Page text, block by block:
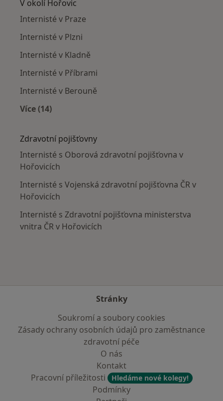
V okolí Hořovic
Internisté v Praze
Internisté v Plzni
Internisté v Kladně
Internisté v Příbrami
Internisté v Berouně
Více (14)
Zdravotní pojišťovny
Internisté s Oborová zdravotní pojišťovna v
Hořovicích
Internisté s Vojenská zdravotní pojišťovna ČR v
Hořovicích
Internisté s Zdravotní pojišťovna ministerstva
vnitra ČR v Hořovicích
Stránky
Soukromí a soubory cookies
Zásady ochrany osobních údajů pro zaměstnance
zdravotní péče
O nás
Kontakt
Pracovní příležitosti
Hledáme nové kolegy!
Podmínky